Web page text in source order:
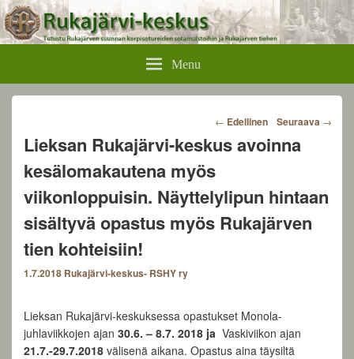
Rukajärvikeskus
Menu
Post
← Edellinen Seuraava →
Lieksan Rukajärvi-keskus avoinna
kesälomakautena myös
viikonloppuisin. Näyttelylipun hintaan
sisältyvä opastus myös Rukajärven
tien kohteisiin!
1.7.2018 Rukajärvi-keskus- RSHY ry
Lieksan Rukajärvi-keskuksessa opastukset Monola-
juhlaviikkojen ajan 30.6. – 8.7. 2018 ja Vaskiviikon ajan
21.7.-29.7.2018 välisenä aikana. Opastus aina täysiltä